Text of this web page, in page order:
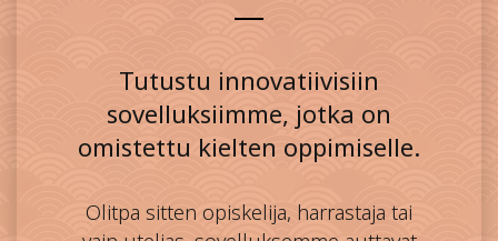
Tutustu innovatiivisiin
sovelluksiimme, jotka on
omistettu kielten oppimiselle.
Olitpa sitten opiskelija, harrastaja tai